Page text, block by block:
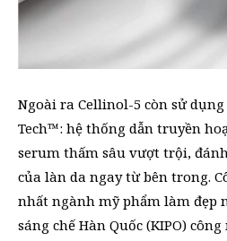
Ngoài ra Cellinol-5 còn sử
Tech™: hệ thống dẫn truyền
serum thấm sâu vượt trội,
của làn da ngay từ bên trong.
nhất ngành mỹ phẩm làm đẹp
sáng chế Hàn Quốc (KIPO) công